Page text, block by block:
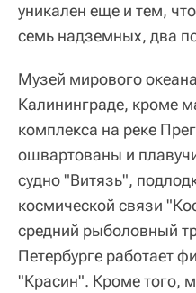
уникален еще и тем,
семь надземных, два
Музей мирового
Калининграде, кроме
комплекса на реке
ошвартованы и
судно "Витязь",
космической связи
средний рыболовный
Петербурге работает
"Красин". Кроме того,